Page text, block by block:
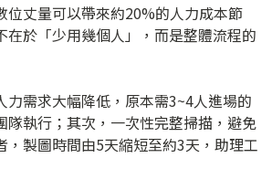
位丈量可以帶來約20%的人力成本節
在於「少用幾個人」，而是整體流程的
力需求大幅降低，原本需3~4人進場的
隊執行；其次，一次性完整掃描，避免
，製圖時間由5天縮短至約3天，助理工